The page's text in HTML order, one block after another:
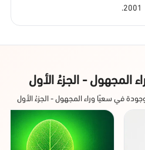
2001.
المجهول - الجزءُ الأول
في سعيًا وراء المجهول - الجزءُ الأول